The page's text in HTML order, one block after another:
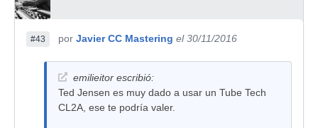
#43 por Javier CC Mastering el 30/11/2016
emilieitor escribió:
Ted Jensen es muy dado a usar un Tube Tech
CL2A, ese te podría valer.